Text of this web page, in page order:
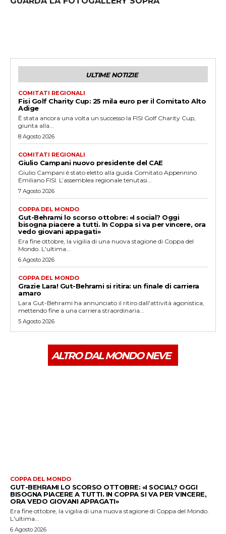
ULTIME NOTIZIE
COMITATI REGIONALI
Fisi Golf Charity Cup: 25 mila euro per il Comitato Alto
Adige
È stata ancora una volta un successo la FISI Golf Charity Cup,
giunta alla...
8 Agosto 2026
COMITATI REGIONALI
Giulio Campani nuovo presidente del CAE
Giulio Campani è stato eletto alla guida Comitato Appennino
Emiliano FISI. L’assemblea regionale tenutasi...
7 Agosto 2026
COPPA DEL MONDO
Gut-Behrami lo scorso ottobre: «I social? Oggi
bisogna piacere a tutti. In Coppa si va per vincere, ora
vedo giovani appagati»
Era fine ottobre, la vigilia di una nuova stagione di Coppa del
Mondo. L'ultima...
6 Agosto 2026
COPPA DEL MONDO
Grazie Lara! Gut-Behrami si ritira: un finale di carriera
amaro
Lara Gut-Behrami ha annunciato il ritiro dall'attività agonistica,
mettendo fine a una carriera straordinaria...
5 Agosto 2026
ALTRO DAL MONDO NEVE
COPPA DEL MONDO
GUT-BEHRAMI LO SCORSO OTTOBRE: «I SOCIAL? OGGI
BISOGNA PIACERE A TUTTI. IN COPPA SI VA PER VINCERE,
ORA VEDO GIOVANI APPAGATI»
Era fine ottobre, la vigilia di una nuova stagione di Coppa del Mondo.
L'ultima...
6 Agosto 2026